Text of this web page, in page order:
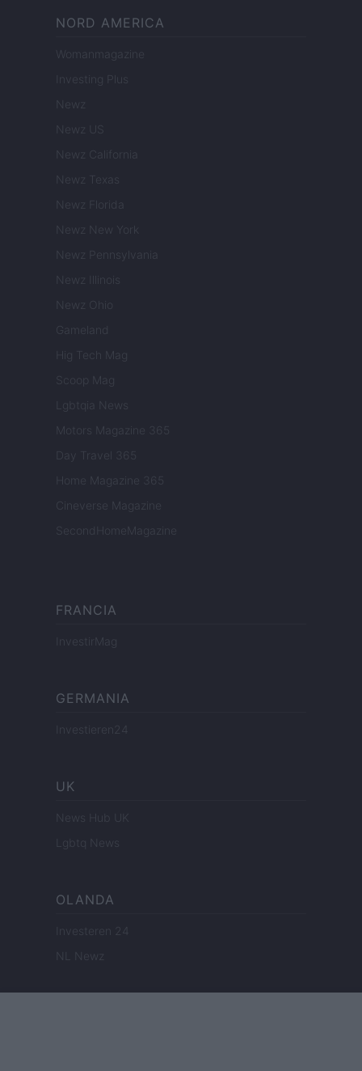
NORD AMERICA
Womanmagazine
Investing Plus
Newz
Newz US
Newz California
Newz Texas
Newz Florida
Newz New York
Newz Pennsylvania
Newz Illinois
Newz Ohio
Gameland
Hig Tech Mag
Scoop Mag
Lgbtqia News
Motors Magazine 365
Day Travel 365
Home Magazine 365
Cineverse Magazine
SecondHomeMagazine
FRANCIA
InvestirMag
GERMANIA
Investieren24
UK
News Hub UK
Lgbtq News
OLANDA
Investeren 24
NL Newz